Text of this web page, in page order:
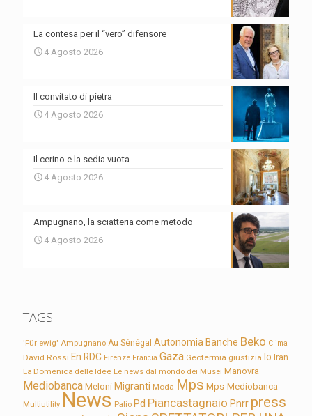
La contesa per il “vero” difensore
4 Agosto 2026
Il convitato di pietra
4 Agosto 2026
Il cerino e la sedia vuota
4 Agosto 2026
Ampugnano, la sciatteria come metodo
4 Agosto 2026
TAGS
'Für ewig' Ampugnano Au Sénégal Autonomia Banche Beko Clima
David Rossi En RDC Firenze Francia Gaza Geotermia giustizia Io Iran
La Domenica delle Idee Le news dal mondo dei Musei Manovra
Mediobanca Meloni Migranti Moda Mps Mps-Mediobanca
Multiutility News Palio Pd Piancastagnaio Pnrr press